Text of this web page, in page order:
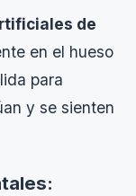
de
en el hueso
para
y se sienten